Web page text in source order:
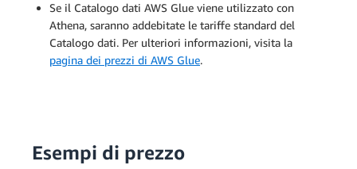
Se il Catalogo dati AWS Glue viene utilizzato con
Athena, saranno addebitate le tariffe standard del
Catalogo dati. Per ulteriori informazioni, visita la
pagina dei prezzi di AWS Glue.
Esempi di prezzo